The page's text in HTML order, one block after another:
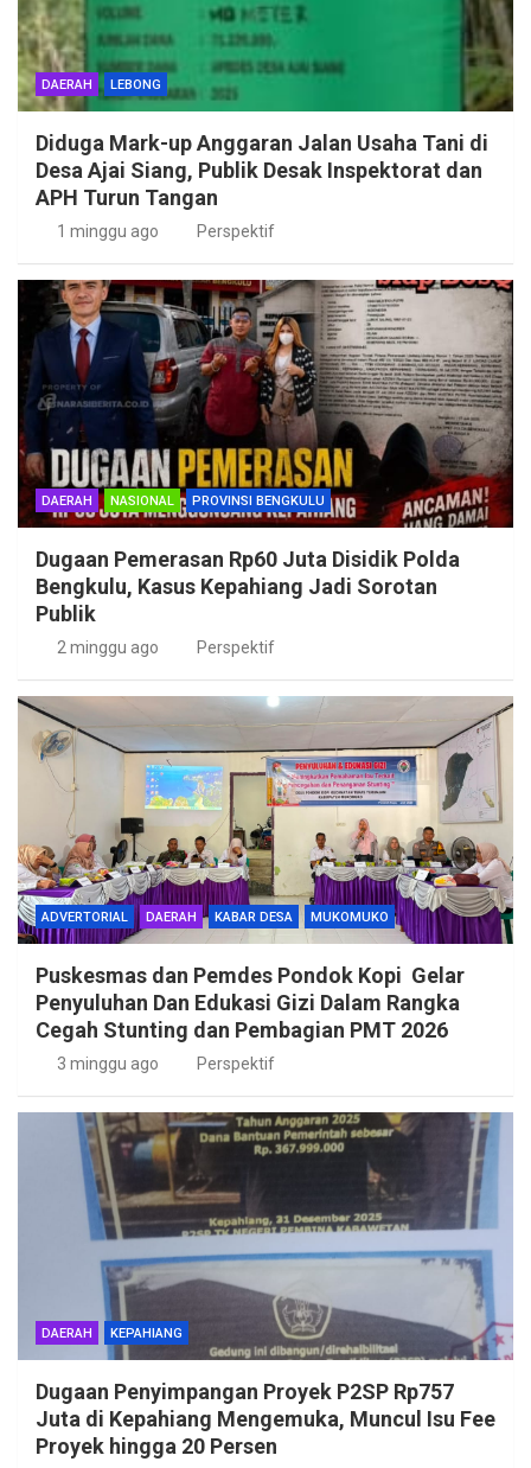
DAERAH LEBONG
Diduga Mark-up Anggaran Jalan Usaha Tani di
Desa Ajai Siang, Publik Desak Inspektorat dan
APH Turun Tangan
1 minggu ago Perspektif
DAERAH NASIONAL PROVINSI BENGKULU
Dugaan Pemerasan Rp60 Juta Disidik Polda
Bengkulu, Kasus Kepahiang Jadi Sorotan
Publik
2 minggu ago Perspektif
ADVERTORIAL DAERAH KABAR DESA MUKOMUKO
Puskesmas dan Pemdes Pondok Kopi Gelar
Penyuluhan Dan Edukasi Gizi Dalam Rangka
Cegah Stunting dan Pembagian PMT 2026
3 minggu ago Perspektif
DAERAH KEPAHIANG
Dugaan Penyimpangan Proyek P2SP Rp757
Juta di Kepahiang Mengemuka, Muncul Isu Fee
Proyek hingga 20 Persen